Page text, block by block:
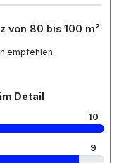
von 80 bis 100 m²
empfehlen.
Detail
10
9